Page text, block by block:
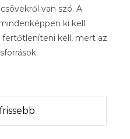
van szó. A
ki kell
kell, mert az